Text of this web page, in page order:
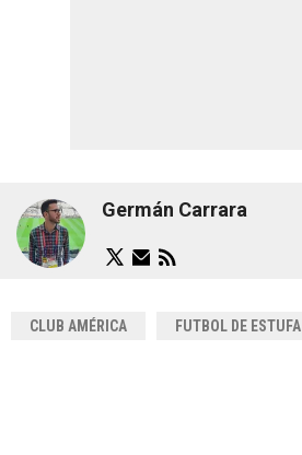
Germán Carrara
CLUB AMÉRICA FUTBOL DE ESTUFA